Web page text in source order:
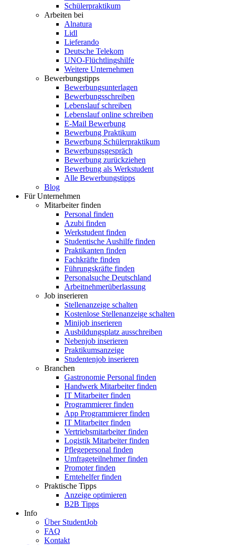
Schülerpraktikum
Arbeiten bei
Alnatura
Lidl
Lieferando
Deutsche Telekom
UNO-Flüchtlingshilfe
Weitere Unternehmen
Bewerbungstipps
Bewerbungsunterlagen
Bewerbungsschreiben
Lebenslauf schreiben
Lebenslauf online schreiben
E-Mail Bewerbung
Bewerbung Praktikum
Bewerbung Schülerpraktikum
Bewerbungsgespräch
Bewerbung zurückziehen
Bewerbung als Werkstudent
Alle Bewerbungstipps
Blog
Für Unternehmen
Mitarbeiter finden
Personal finden
Azubi finden
Werkstudent finden
Studentische Aushilfe finden
Praktikanten finden
Fachkräfte finden
Führungskräfte finden
Personalsuche Deutschland
Arbeitnehmerüberlassung
Job inserieren
Stellenanzeige schalten
Kostenlose Stellenanzeige schalten
Minijob inserieren
Ausbildungsplatz ausschreiben
Nebenjob inserieren
Praktikumsanzeige
Studentenjob inserieren
Branchen
Gastronomie Personal finden
Handwerk Mitarbeiter finden
IT Mitarbeiter finden
Programmierer finden
App Programmierer finden
IT Mitarbeiter finden
Vertriebsmitarbeiter finden
Logistik Mitarbeiter finden
Pflegepersonal finden
Umfrageteilnehmer finden
Promoter finden
Erntehelfer finden
Praktische Tipps
Anzeige optimieren
B2B Tipps
Info
Über StudentJob
FAQ
Kontakt